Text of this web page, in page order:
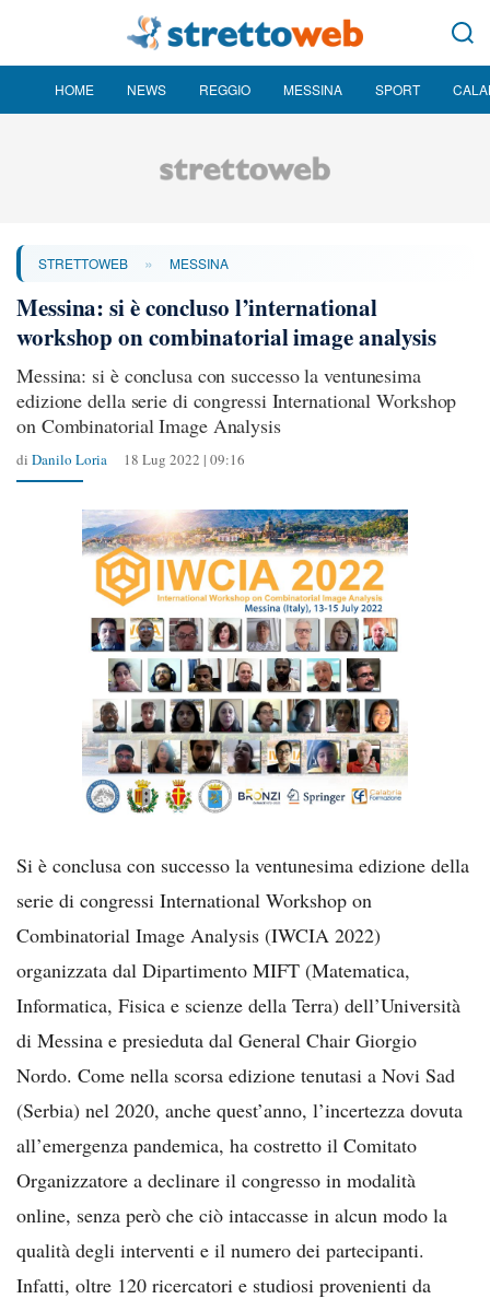
HOME NEWS REGGIO MESSINA SPORT
STRETTOWEB » MESSINA
Messina: si è concluso l’international
workshop on combinatorial image analysis
Messina: si è conclusa con successo la ventunesima
edizione della serie di congressi International Workshop
on Combinatorial Image Analysis
di Danilo Loria 18 Lug 2022 | 09:16
Si è conclusa con successo la ventunesima edizione della
serie di congressi International Workshop on
Combinatorial Image Analysis (IWCIA 2022)
organizzata dal Dipartimento MIFT (Matematica,
Informatica, Fisica e scienze della Terra) dell’Università
di Messina e presieduta dal General Chair Giorgio
Nordo. Come nella scorsa edizione tenutasi a Novi Sad
(Serbia) nel 2020, anche quest’anno, l’incertezza dovuta
all’emergenza pandemica, ha costretto il Comitato
Organizzatore a declinare il congresso in modalità
online, senza però che ciò intaccasse in alcun modo la
qualità degli interventi e il numero dei partecipanti.
Infatti, oltre 120 ricercatori e studiosi provenienti da